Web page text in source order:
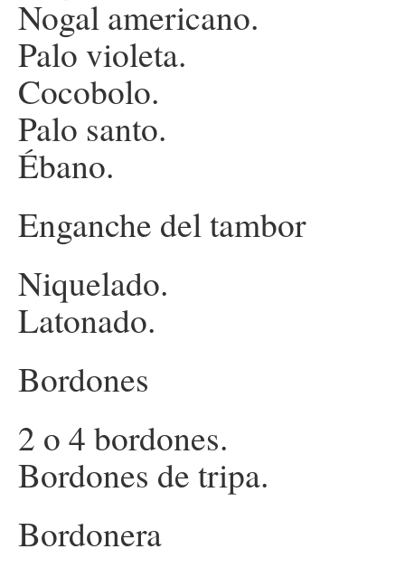
Nogal americano.
Palo violeta.
Cocobolo.
Palo santo.
Ébano.
Enganche del tambor
Niquelado.
Latonado.
Bordones
2 o 4 bordones.
Bordones de tripa.
Bordonera